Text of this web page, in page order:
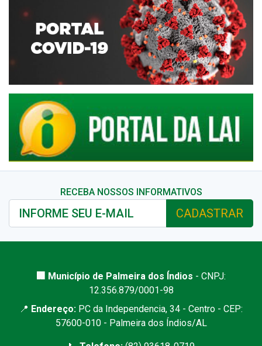
RECEBA NOSSOS INFORMATIVOS
CADASTRAR
🏢 Município de Palmeira dos Índios - CNPJ:
12.356.879/0001-98
📍 Endereço: PC da Independencia, 34 - Centro - CEP:
57600-010 - Palmeira dos Índios/AL